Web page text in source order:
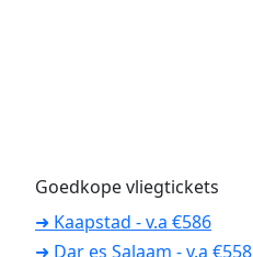
Goedkope vliegtickets
➜ Kaapstad - v.a €586
➜ Dar es Salaam - v.a €558